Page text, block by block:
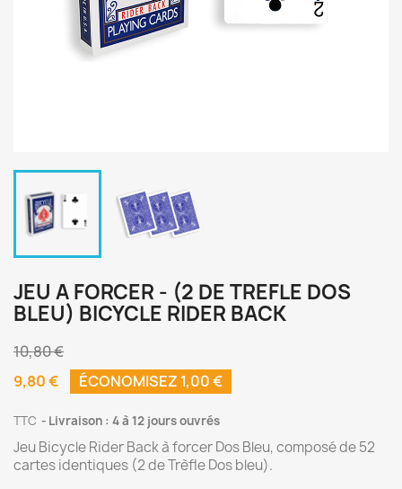
JEU A FORCER - (2 DE TREFLE DOS
BLEU) BICYCLE RIDER BACK
10,80 €
9,80 €
ÉCONOMISEZ 1,00 €
TTC Livraison : 4 à 12 jours ouvrés
Jeu Bicycle Rider Back à forcer Dos Bleu, composé de 52
cartes identiques (2 de Trèfle Dos bleu).